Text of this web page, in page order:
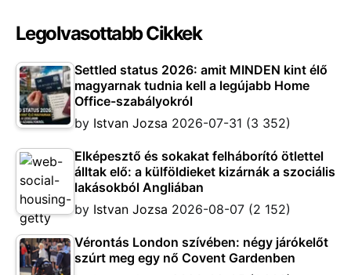
Legolvasottabb Cikkek
Settled status 2026: amit MINDEN kint élő
magyarnak tudnia kell a legújabb Home
Office-szabályokról
by Istvan Jozsa 2026-07-31 (3 352)
Elképesztő és sokakat felháborító ötlettel
álltak elő: a külföldieket kizárnák a szociális
lakásokból Angliában
by Istvan Jozsa 2026-08-07 (2 152)
Vérontás London szívében: négy járókelőt
szúrt meg egy nő Covent Gardenben